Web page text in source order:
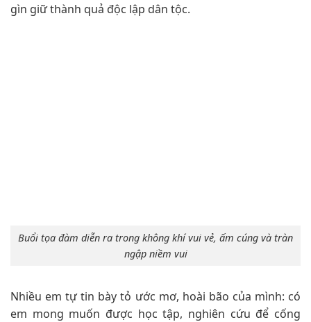
gìn giữ thành quả độc lập dân tộc.
Buổi tọa đàm diễn ra trong không khí vui vẻ, ấm cúng và tràn
ngập niềm vui
Nhiều em tự tin bày tỏ ước mơ, hoài bão của mình: có
em mong muốn được học tập, nghiên cứu để cống